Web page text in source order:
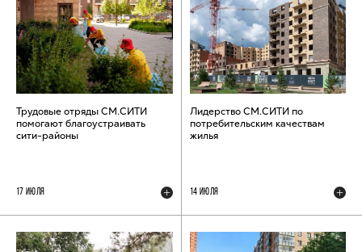
Трудовые отряды СМ.СИТИ
помогают благоустраивать
сити-районы
17 ИЮЛЯ
Лидерство СМ.СИТИ по
потребительским качествам
жилья
14 ИЮЛЯ